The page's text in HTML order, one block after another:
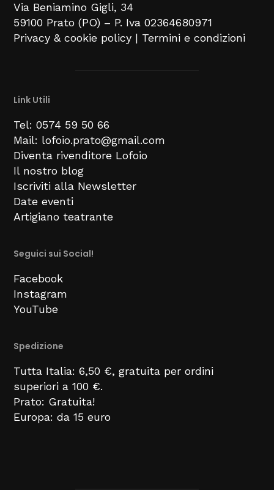
Via Beniamino Gigli, 34
59100 Prato (PO) – P. Iva 02364680971
Privacy & cookie policy | Termini e condizioni
Link Utili
Tel: 0574 59 50 66
Mail: lofoio.prato@gmail.com
Diventa rivenditore Lofoio
Il nostro blog
Iscriviti alla Newsletter
Date eventi
Artigiano teatrante
Seguici sui Social!
Facebook
Instagram
YouTube
Spedizione
Tutta Italia: 6,50 €, gratuita per ordini
superiori a 100 €.
Prato: Gratuita!
Europa: da 15 euro